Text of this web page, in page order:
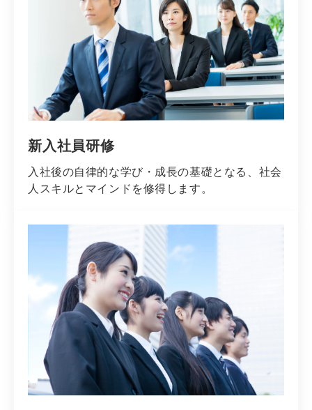
新入社員研修
入社後の自律的な学び・成長の基礎となる、社会
人スキルとマインドを修得します。